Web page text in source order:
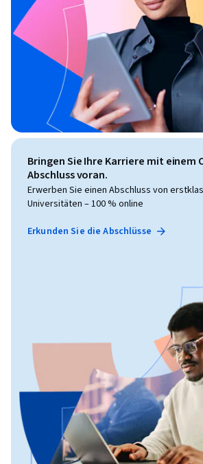
Bringen Sie Ihre Karriere mit einem
Abschluss voran.
Erwerben Sie einen Abschluss von
Universitäten – 100 % online
Erkunden Sie die Abschlüsse